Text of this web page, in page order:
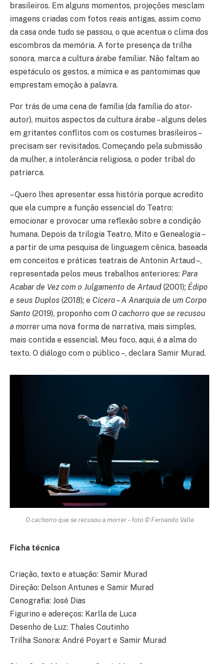
brasileiros. Em alguns momentos, projeções mesclam
imagens criadas com fotos reais antigas, assim como
da casa onde tudo se passou, o que acentua o clima dos
escombros da memória. A forte presença da trilha
sonora, marca a cultura árabe familiar. Não faltam ao
espetáculo os gestos, a mímica e as pantomimas que
emprestam emoção à palavra.
Por trás de uma cena de família (da família do ator-
autor), muitos aspectos da cultura árabe – alguns deles
em gritantes conflitos com os costumes brasileiros –
precisam ser revisitados. Começando pela submissão
da mulher, a intolerância religiosa, o poder tribal do
patriarca.
– Quero lhes apresentar essa história porque acredito
que ela cumpre a função essencial do Teatro:
emocionar e provocar uma reflexão sobre a condição
humana. Depois da trilogia Teatro, Mito e Genealogia –
a partir de uma pesquisa de linguagem cênica, baseada
em conceitos e práticas teatrais de Antonin Artaud –,
representada pelos meus trabalhos anteriores: Para
Acabar de Vez com o Julgamento de Artaud (2001); Édipo
e seus Duplos (2018); e Cícero – A Anarquia de um Corpo
Santo (2019), proponho com O cachorro que se recusou
a morrer uma nova forma de narrativa, mais simples,
mais contida e essencial. Meu foco, aqui, é a alma do
texto. O diálogo com o público –, declara Samir Murad.
O cachorro que se recusou a morrer – foto © Fernando Valle
Ficha técnica
Criação, texto e atuação: Samir Murad
Direção: Delson Antunes e Samir Murad
Cenografia: José Dias
Figurino e adereços: Karlla de Luca
Desenho de Luz: Thales Coutinho
Trilha Sonora: André Poyart e Samir Murad